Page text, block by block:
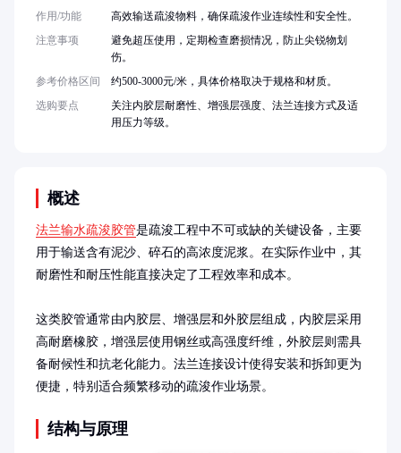
概述
法兰输水疏浚胶管是疏浚工程中不可或缺的关键设备，主要
用于输送含有泥沙、碎石的高浓度泥浆。在实际作业中，其
耐磨性和耐压性能直接决定了工程效率和成本。
这类胶管通常由内胶层、增强层和外胶层组成，内胶层采用
高耐磨橡胶，增强层使用钢丝或高强度纤维，外胶层则需具
备耐候性和抗老化能力。法兰连接设计使得安装和拆卸更为
便捷，特别适合频繁移动的疏浚作业场景。
结构与原理
作用/功能
高效输送疏浚物料，确保疏浚作业连续性和安全性。
注意事项
避免超压使用，定期检查磨损情况，防止尖锐物划
伤。
参考价格区间
约500-3000元/米，具体价格取决于规格和材质。
选购要点
关注内胶层耐磨性、增强层强度、法兰连接方式及适
用压力等级。